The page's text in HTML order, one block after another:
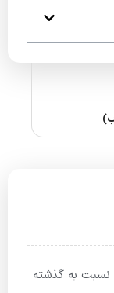
نسبت به گذشته